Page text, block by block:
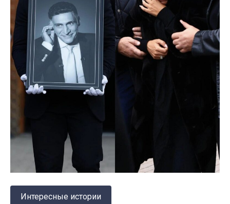
Интересные истории